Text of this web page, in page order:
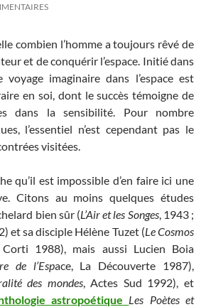
combien l’homme a toujours rêvé de
et de conquérir l’espace. Initié dans
voyage imaginaire dans l’espace est
en soi, dont le succès témoigne de
dans la sensibilité. Pour nombre
l’essentiel n’est cependant pas le
visitées.
qu’il est impossible d’en faire ici une
Citons au moins quelques études
bien sûr (L’Air et les Songes, 1943 ;
et sa disciple Hélène Tuzet (Le Cosmos
1988), mais aussi Lucien Boia
de l’Espace, La Découverte 1987),
des mondes, Actes Sud 1992), et
astropoétique Les Poètes et